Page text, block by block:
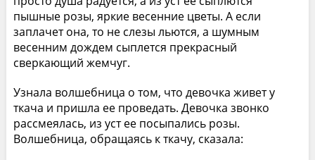
пышные розы, яркие весенние цветы. А если
заплачет она, то не слезы льются, а шумным
весенним дождем сыплется прекрасный
сверкающий жемчуг.
Узнала волшебница о том, что девочка живет у
ткача и пришла ее проведать. Девочка звонко
рассмеялась, из уст ее посыпались розы.
Волшебница, обращаясь к ткачу, сказала: